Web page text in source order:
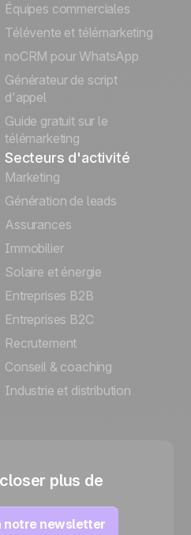
Équipes commerciales
Télévente et télémarketing
noCRM pour WhatsApp
Générateur de script
d'appel
Guide gratuit sur le
télémarketing
Secteurs d'activité
Marketing
Génération de leads
Assurances
Immobilier
Solaire et énergie
Entreprises B2B
Entreprises B2C
Recrutement
Conseil & coaching
Industrie et distribution
plus de
notre newsletter